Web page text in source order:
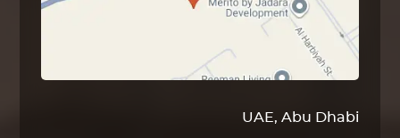
UAE, Abu Dhabi